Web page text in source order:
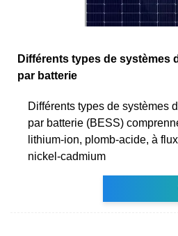
Différents types de systèmes
par batterie
Différents types de systèmes
par batterie (BESS)
lithium-ion, plomb-acide, à
nickel-cadmium